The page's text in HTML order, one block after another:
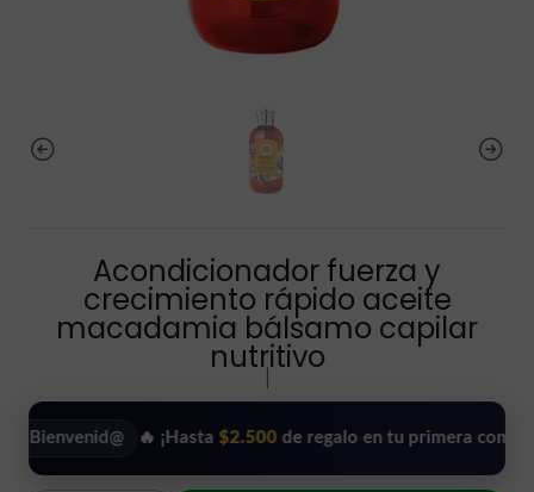
Acondicionador fuerza y
crecimiento rápido aceite
macadamia bálsamo capilar
nutritivo
🔥 ¡Hasta $2.500de regalo en tu primera compra! •